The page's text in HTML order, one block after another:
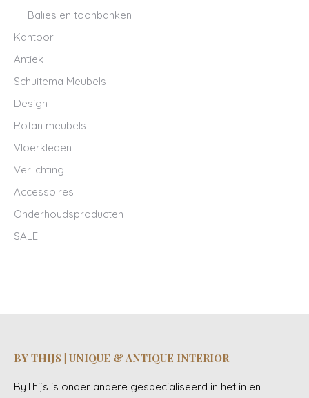
Balies en toonbanken
Kantoor
Antiek
Schuitema Meubels
Design
Rotan meubels
Vloerkleden
Verlichting
Accessoires
Onderhoudsproducten
SALE
BY THIJS | UNIQUE & ANTIQUE INTERIOR
ByThijs is onder andere gespecialiseerd in het in en